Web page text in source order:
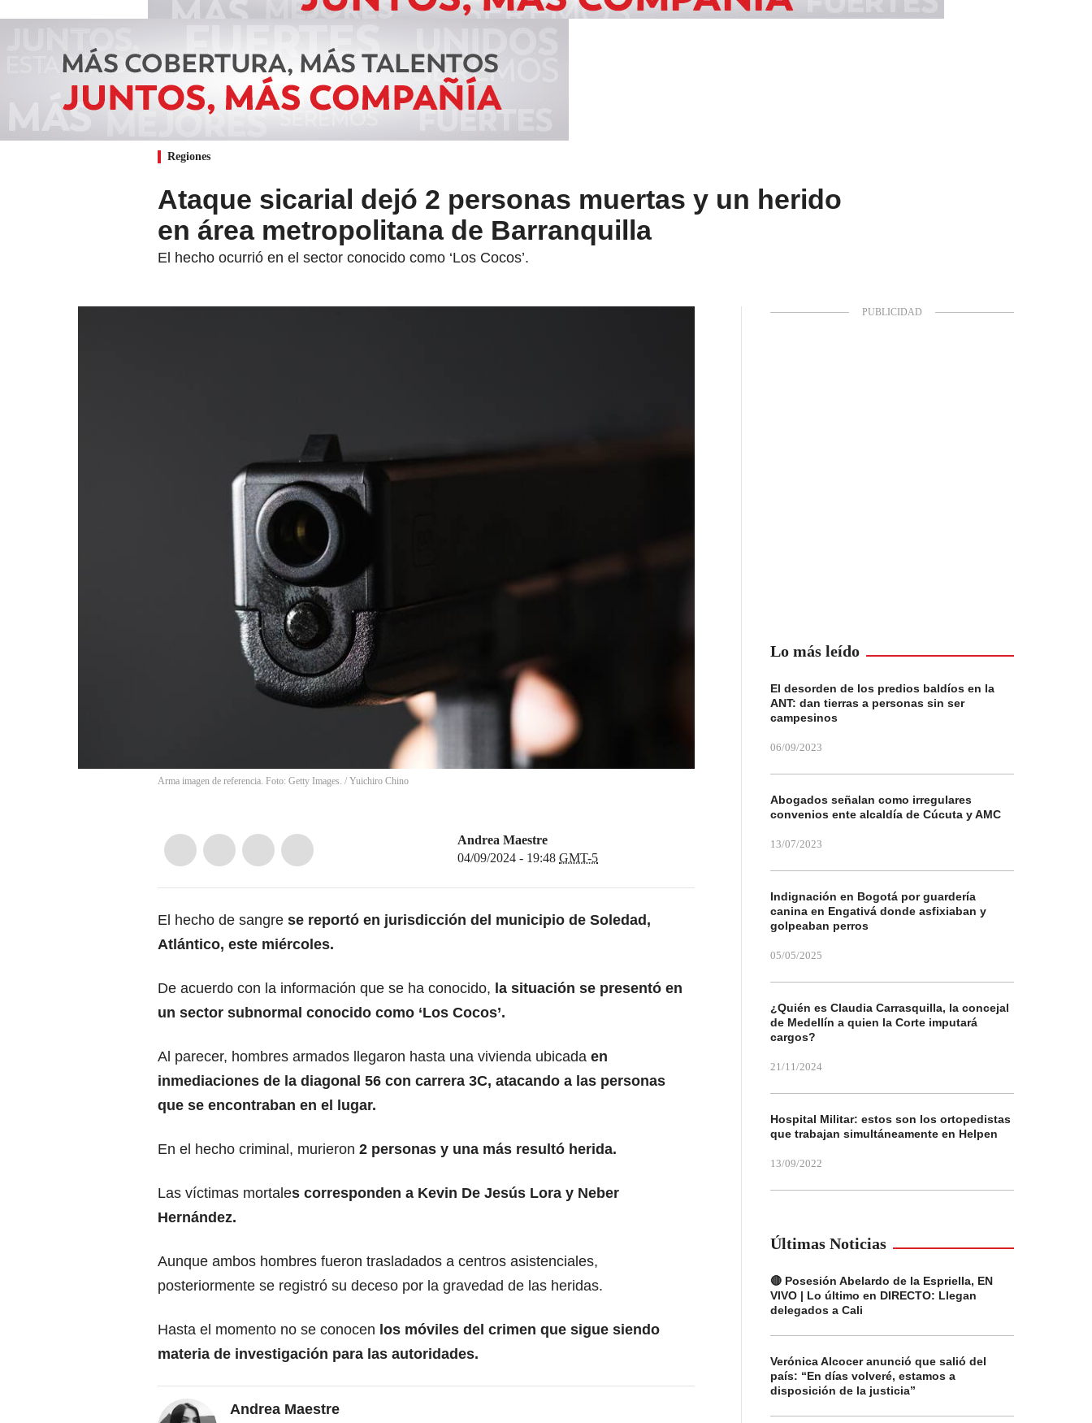
Regiones
Ataque sicarial dejó 2 personas muertas y un herido
en área metropolitana de Barranquilla
El hecho ocurrió en el sector conocido como ‘Los Cocos’.
Arma imagen de referencia. Foto: Getty Images. / Yuichiro Chino
Andrea Maestre
04/09/2024 - 19:48 GMT-5
El hecho de sangre se reportó en jurisdicción del municipio de Soledad,
Atlántico, este miércoles.
De acuerdo con la información que se ha conocido, la situación se presentó en
un sector subnormal conocido como ‘Los Cocos’.
Al parecer, hombres armados llegaron hasta una vivienda ubicada en
inmediaciones de la diagonal 56 con carrera 3C, atacando a las personas
que se encontraban en el lugar.
En el hecho criminal, murieron 2 personas y una más resultó herida.
Las víctimas mortales corresponden a Kevin De Jesús Lora y Neber
Hernández.
Aunque ambos hombres fueron trasladados a centros asistenciales,
posteriormente se registró su deceso por la gravedad de las heridas.
Hasta el momento no se conocen los móviles del crimen que sigue siendo
materia de investigación para las autoridades.
Andrea Maestre
Lo más leído
El desorden de los predios baldíos en la
ANT: dan tierras a personas sin ser
campesinos
06/09/2023
Abogados señalan como irregulares
convenios ente alcaldía de Cúcuta y AMC
13/07/2023
Indignación en Bogotá por guardería
canina en Engativá donde asfixiaban y
golpeaban perros
05/05/2025
¿Quién es Claudia Carrasquilla, la concejal
de Medellín a quien la Corte imputará
cargos?
21/11/2024
Hospital Militar: estos son los ortopedistas
que trabajan simultáneamente en Helpen
13/09/2022
Últimas Noticias
🔴 Posesión Abelardo de la Espriella, EN
VIVO | Lo último en DIRECTO: Llegan
delegados a Cali
Verónica Alcocer anunció que salió del
país: “En días volveré, estamos a
disposición de la justicia”